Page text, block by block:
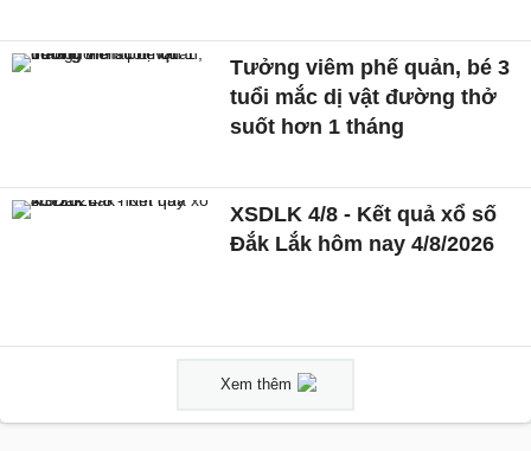
Tưởng viêm phế quản, bé 3
tuổi mắc dị vật đường thở
suốt hơn 1 tháng
XSDLK 4/8 - Kết quả xổ số
Đắk Lắk hôm nay 4/8/2026
Xem thêm